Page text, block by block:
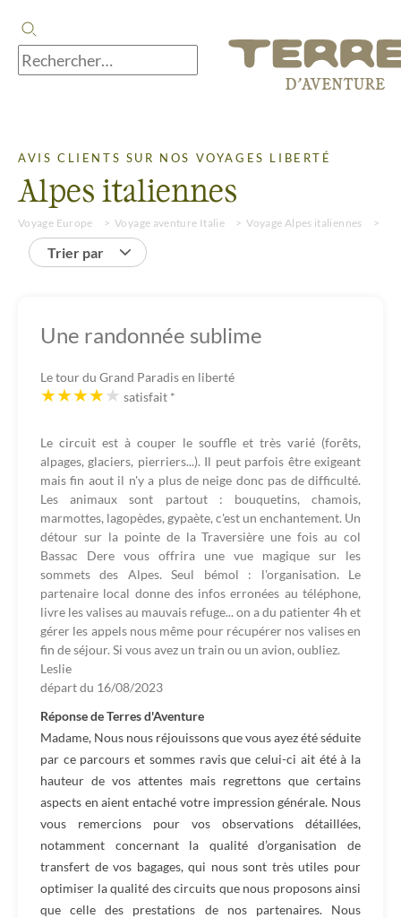
AVIS CLIENTS SUR NOS VOYAGES LIBERTÉ
Alpes italiennes
Voyage Europe Voyage aventure Italie Voyage Alpes italiennes
Trier par
Une randonnée sublime
Le tour du Grand Paradis en liberté
satisfait *
Le circuit est à couper le souffle et très varié (forêts,
alpages, glaciers, pierriers...). Il peut parfois être exigeant
mais fin aout il n'y a plus de neige donc pas de difficulté.
Les animaux sont partout : bouquetins, chamois,
marmottes, lagopèdes, gypaète, c'est un enchantement. Un
détour sur la pointe de la Traversière une fois au col
Bassac Dere vous offrira une vue magique sur les
sommets des Alpes. Seul bémol : l'organisation. Le
partenaire local donne des infos erronées au téléphone,
livre les valises au mauvais refuge... on a du patienter 4h et
gérer les appels nous même pour récupérer nos valises en
fin de séjour. Si vous avez un train ou un avion, oubliez.
Leslie
départ du 16/08/2023
Réponse de Terres d'Aventure
Madame, Nous nous réjouissons que vous ayez été séduite
par ce parcours et sommes ravis que celui-ci ait été à la
hauteur de vos attentes mais regrettons que certains
aspects en aient entaché votre impression générale. Nous
vous remercions pour vos observations détaillées,
notamment concernant la qualité d’organisation de
transfert de vos bagages, qui nous sont très utiles pour
optimiser la qualité des circuits que nous proposons ainsi
que celle des prestations de nos partenaires. Nous